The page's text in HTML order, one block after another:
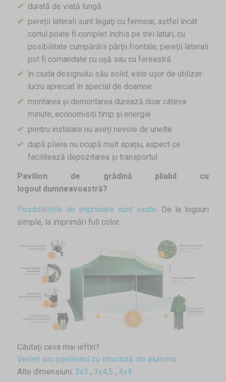
durată de viață lungă
pereții laterali sunt legaţi cu fermoar, astfel încât
cortul poate fi complet închis pe trei laturi, cu
posibilitate cumpărării părţii frontale; pereții laterali
pot fi comandate cu ușă sau cu fereastră
în ciuda designului său solid, este ușor de utilizat-
lucru apreciat în special de doamne
montarea şi demontarea durează doar câteva
minute, economisiți timp şi energie
pentru instalare nu aveți nevoie de unelte
după pliere nu ocupă mult spațiu, aspect ce
facilitează depozitarea și transportul
Pavilion de grădină pliabil cu
logoul dumneavoastră?
Posibilitățile de imprimare sunt vaste . De la logouri
simple, la imprimări full color.
Căutați ceva mai ieftin?
Vedeți aici pavilionul cu structură din aluminiu.
Alte dimensiuni: 3x3 , 3x4,5 , 4x4